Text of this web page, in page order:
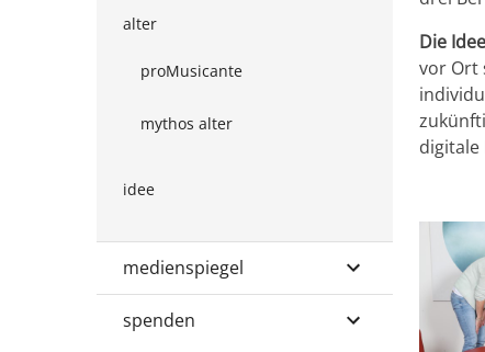
alter
proMusicante
mythos alter
idee
medienspiegel
spenden
Die
vor Ort